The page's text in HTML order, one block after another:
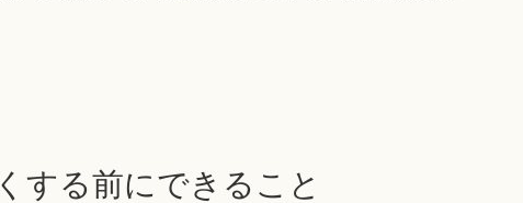
軽くする前にできること